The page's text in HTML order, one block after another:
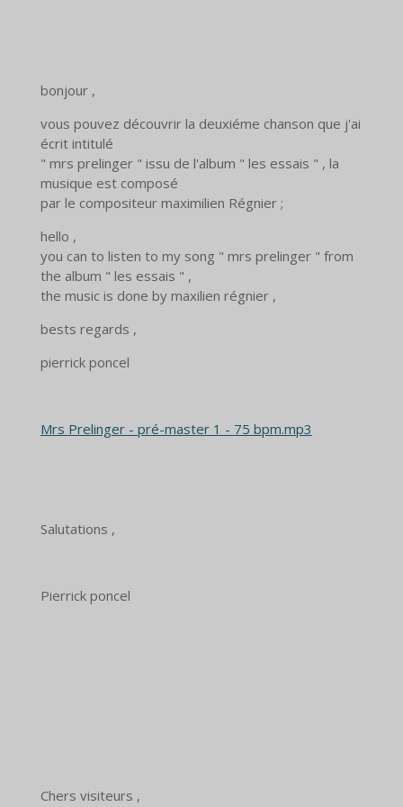
bonjour ,
vous pouvez découvrir la deuxiéme chanson que j'ai
écrit intitulé
" mrs prelinger " issu de l'album " les essais " , la
musique est composé
par le compositeur maximilien Régnier ;
hello ,
you can to listen to my song " mrs prelinger " from
the album " les essais " ,
the music is done by maxilien régnier ,
bests regards ,
pierrick poncel
Mrs Prelinger - pré-master 1 - 75 bpm.mp3
Salutations ,
Pierrick poncel
Chers visiteurs ,